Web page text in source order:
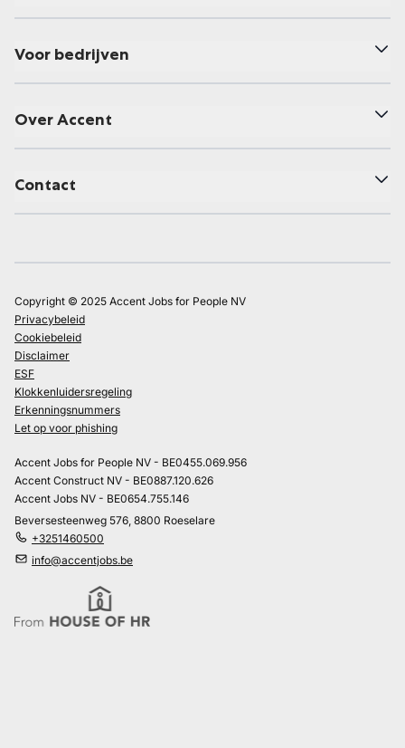
Voor bedrijven
Over Accent
Contact
Copyright © 2025 Accent Jobs for People NV
Privacybeleid
Cookiebeleid
Disclaimer
ESF
Klokkenluidersregeling
Erkenningsnummers
Let op voor phishing
Accent Jobs for People NV - BE0455.069.956
Accent Construct NV - BE0887.120.626
Accent Jobs NV - BE0654.755.146
Beversesteenweg 576, 8800 Roeselare
+3251460500
info@accentjobs.be